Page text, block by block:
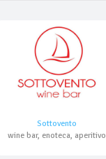
Sottovento
wine bar, enoteca, aperitivo